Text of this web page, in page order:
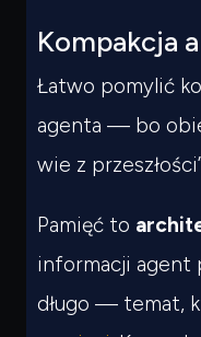
Kompakcja
Łatwo pomylić
agenta — bo
wie z
Pamięć to
informacji agent
długo — temat,